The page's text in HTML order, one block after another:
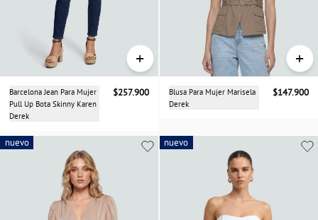
+
Barcelona Jean Para Mujer
Pull Up Bota Skinny Karen
Derek
$257.900
+
Blusa Para Mujer Marisela
Derek
$147.900
nuevo nuevo
nuevo